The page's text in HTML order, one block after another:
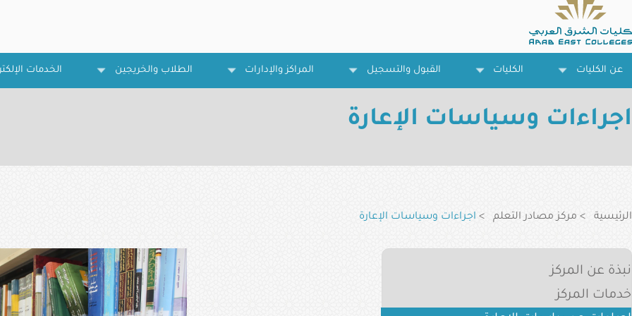
إلى
المحتوى
الرئيسي
عن الكليات الكليات القبول والتسجيل المراكز والإدارات الطلاب والخريجين الخدمات
اجراءات وسياسات الإعارة
التنقل
الرئيسية مركز مصادر التعلم اجراءات وسياسات الإعارة
Resources
نبذة عن المركز
خدمات المركز